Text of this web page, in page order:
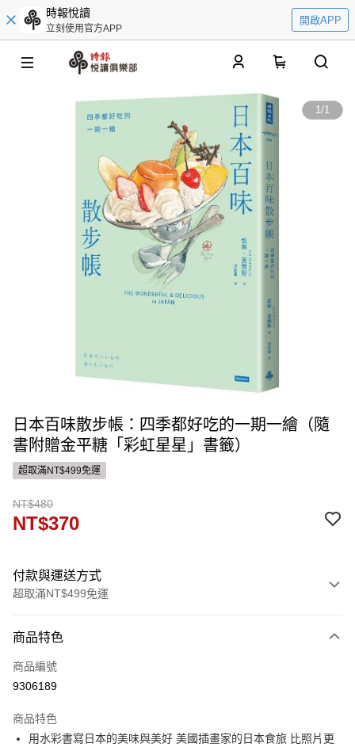
時報悅讀
立刻使用官方APP
開啟APP
1/1
日本百味散步帳：四季都好吃的一期一繪（隨
書附贈金平糖「彩虹星星」書籤）
超取滿NT$499免運
NT$480
NT$370
付款與運送方式
超取滿NT$499免運
信用卡一次付款
ATM付款
運送方式
付款後全家取貨
商品特色
商品編號
9306189
商品特色
用水彩書寫日本的美味與美好 美國插畫家的日本食旅 比照片更